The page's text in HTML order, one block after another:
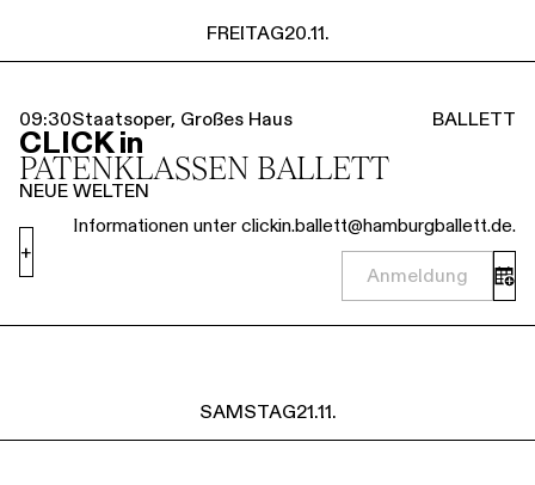
FREITAG20.11.
09:30Staatsoper, Großes Haus BALLETT
CLICK in
PATENKLASSEN BALLETT
NEUE WELTEN
Informationen unter clickin.ballett@hamburgballett.de.
Anmeldung
+
SAMSTAG21.11.